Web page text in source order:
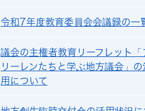
令和7年度教育委員会会議録の一
議会の主権者教育リーフレット「
リーレンたちと学ぶ地方議会」の
用について